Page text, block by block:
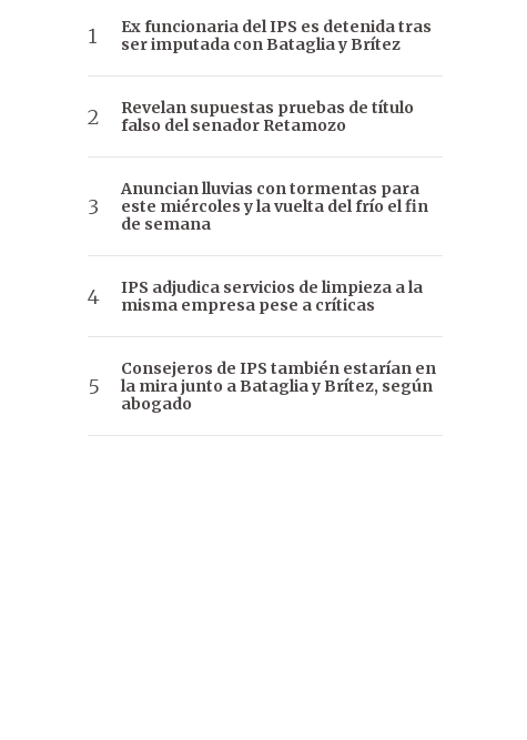
Ex funcionaria del IPS es detenida tras
ser imputada con Bataglia y Brítez
Revelan supuestas pruebas de título
falso del senador Retamozo
Anuncian lluvias con tormentas para
este miércoles y la vuelta del frío el fin
de semana
IPS adjudica servicios de limpieza a la
misma empresa pese a críticas
Consejeros de IPS también estarían en
la mira junto a Bataglia y Brítez, según
abogado